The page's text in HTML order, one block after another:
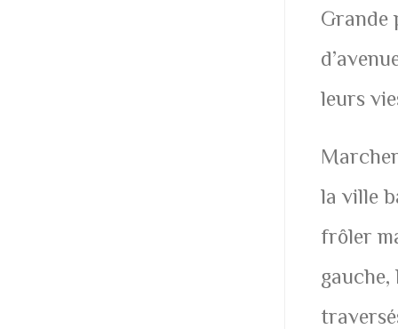
Grande
leurs
la ville
frôler
gauche,